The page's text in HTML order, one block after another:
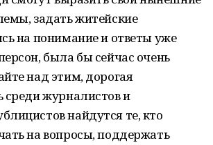
задать житейские
на понимание и ответы уже
была бы сейчас очень
над этим, дорогая
среди журналистов и
найдутся те, кто
на вопросы, поддержать